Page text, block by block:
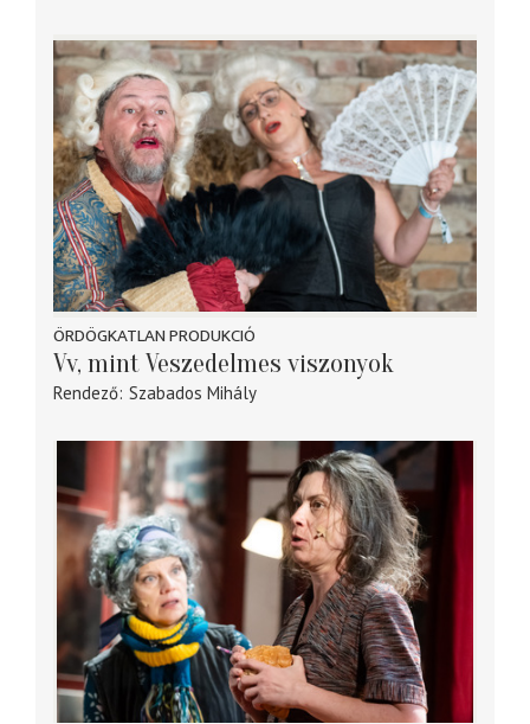
ÖRDÖGKATLAN PRODUKCIÓ
Vv, mint Veszedelmes viszonyok
Rendező Szabados Mihály